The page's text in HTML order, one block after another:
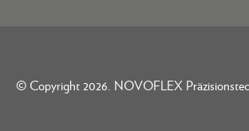
© Copyright 2026. NOVOFLEX